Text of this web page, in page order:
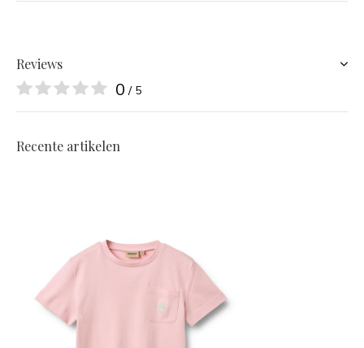
Reviews
0 / 5
Recente artikelen